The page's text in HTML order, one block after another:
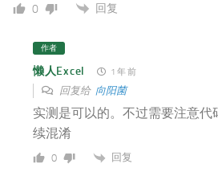
0 回复
作者
懒人Excel 1 年 前
回复给 向阳菌
实测是可以的。不过需要注意
续混淆
0 回复